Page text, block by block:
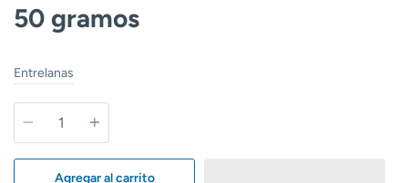
50 gramos
Entrelanas
Cantidad
Agregar al carrito